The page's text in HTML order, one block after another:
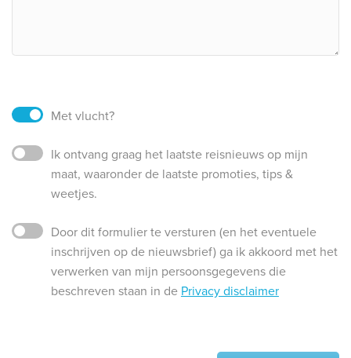
Met vlucht?
Ik ontvang graag het laatste reisnieuws op mijn
maat, waaronder de laatste promoties, tips &
weetjes.
Door dit formulier te versturen (en het eventuele
inschrijven op de nieuwsbrief) ga ik akkoord met het
verwerken van mijn persoonsgegevens die
beschreven staan in de Privacy disclaimer